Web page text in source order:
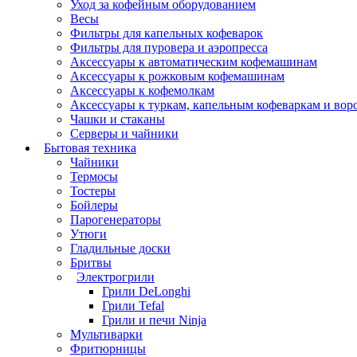
Уход за кофейным оборудованием
Весы
Фильтры для капельных кофеварок
Фильтры для пуровера и аэропресса
Аксессуары к автоматическим кофемашинам
Аксессуары к рожковым кофемашинам
Аксессуары к кофемолкам
Аксессуары к туркам, капельным кофеваркам и
Чашки и стаканы
Серверы и чайники
Бытовая техника
Чайники
Термосы
Тостеры
Бойлеры
Парогенераторы
Утюги
Гладильные доски
Бритвы
Электрогрили
Грили DeLonghi
Грили Tefal
Грили и печи Ninja
Мультиварки
Фритюрницы